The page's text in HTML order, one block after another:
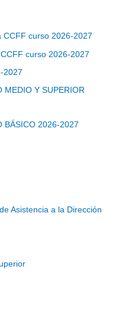
CCFF curso 2026-2027
curso 2026-2027
2027
MEDIO Y SUPERIOR
BÁSICO 2026-2027
Asistencia a la Dirección